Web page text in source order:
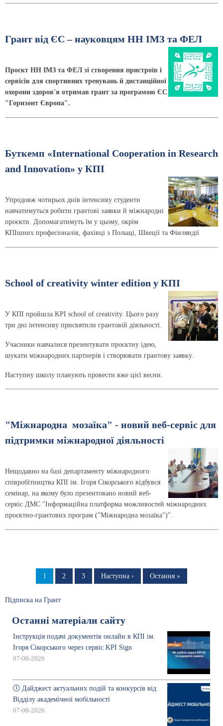
Грант від ЄС – науковцям НН ІМЗ та ФЕЛ
Проєкт НН ІМЗ та ФЕЛ зі створення пристроїв і
сервісів для спортивних тренувань й дистанційної
охорони здоров'я отримав грант за програмою ЄС
"Горизонт Європа".
Буткемп «International Cooperation in Research
and Innovation» у КПІ
Упродовж чотирьох днів інтенсиву студенти
навчатимуться робити грантові заявки й міжнародні
проєкти. Допомагатимуть їм у цьому, окрім
КПІшних професіоналів, фахівці з Польщі, Швеції та Фінляндії
School of creativity winter edition у КПІ
У КПІ пройшла KPI school of creativity. Цього разу
три дні інтенсиву присвятили грантовій діяльності.
Учасники навчалися презентувати проєктну ідею,
шукати міжнародних партнерів і створювати грантову заявку.
Наступну школу планують провести вже цієї весни.
"Міжнародна мозаїка" - новий веб-сервіс для
підтримки міжнародної діяльності
Нещодавно на базі департаменту міжнародного
співробітництва КПІ ім. Ігоря Сікорського відбувся
семінар, на якому було презентовано новий веб-
сервіс ДМС "Інформаційна платформа можливостей міжнародних
проєктно-грантових програм ("Міжнародна мозаїка")".
Сторінка
1 Сторінка
2 Сторінка
3
Наступна
Наступна ›
Остання
Остання »
Підписка на Грант
Останні матеріали сайту
Інструкція подачі документів онлайн в КПІ ім.
Ігоря Сікорського через сервіс KPI Sign
07-08-2026
🕔 Дайджест актуальних подій та конкурсів від
Відділу академічної мобільності
07-08-2026